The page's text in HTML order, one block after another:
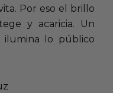
Por eso el brillo
y acaricia. Un
lo público